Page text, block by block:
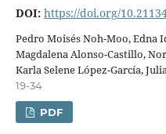
DOI: https://doi.org/
Pedro Moisés Noh-Moo, Edna
Magdalena Alonso-Castillo,
Karla Selene López-Garcí­a,
19-34
PDF